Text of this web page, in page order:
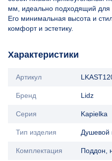
мм, идеально подходящий для
Его минимальная высота и
комфорт и эстетику.
Характеристики
Артикул
Бренд Lidz
Серия Kapielka
Тип изделия Душевой
Комплектация Поддон,